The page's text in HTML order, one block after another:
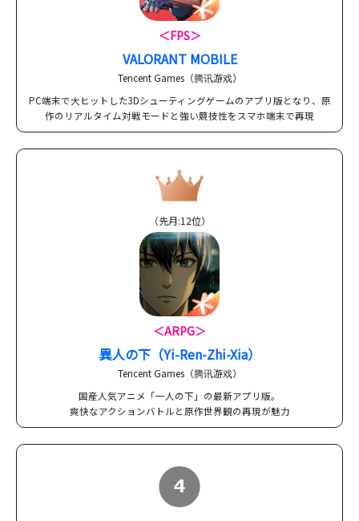
＜FPS＞
VALORANT MOBILE
Tencent Games（腾讯游戏）
PC端末で大ヒットした3Dシューティングゲームのアプリ版となり、原
作のリアルタイム対戦モードと強い競技性をスマホ端末で再現
（先月:12位）
＜ARPG＞
異人の下（Yi-Ren-Zhi-Xia）
Tencent Games（腾讯游戏）
国産人気アニメ「一人の下」の最新アプリ版。
爽快なアクションバトルと原作世界観の再現が魅力